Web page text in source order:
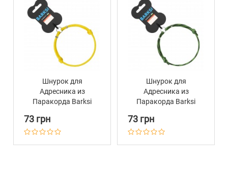
Шнурок для
Адресника из
Паракорда Barksi
73 грн
Шнурок для
Адресника из
Паракорда Barksi
73 грн